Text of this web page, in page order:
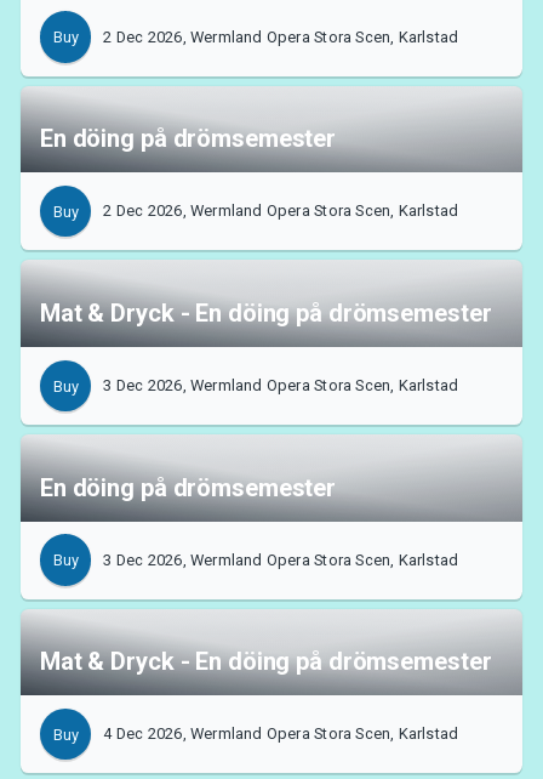
Support
Buy 2 Dec 2026, Wermland Opera Stora Scen, Karlstad
En döing på drömsemester
Buy 2 Dec 2026, Wermland Opera Stora Scen, Karlstad
Mat & Dryck - En döing på drömsemester
Buy 3 Dec 2026, Wermland Opera Stora Scen, Karlstad
En döing på drömsemester
Buy 3 Dec 2026, Wermland Opera Stora Scen, Karlstad
Mat & Dryck - En döing på drömsemester
Buy 4 Dec 2026, Wermland Opera Stora Scen, Karlstad